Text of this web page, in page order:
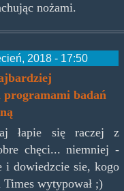
nożami.
2018 - 17:50
badań
łapie się raczej z
chęci... niemniej -
i dowiedzcie sie, kogo
Times wytypował ;)